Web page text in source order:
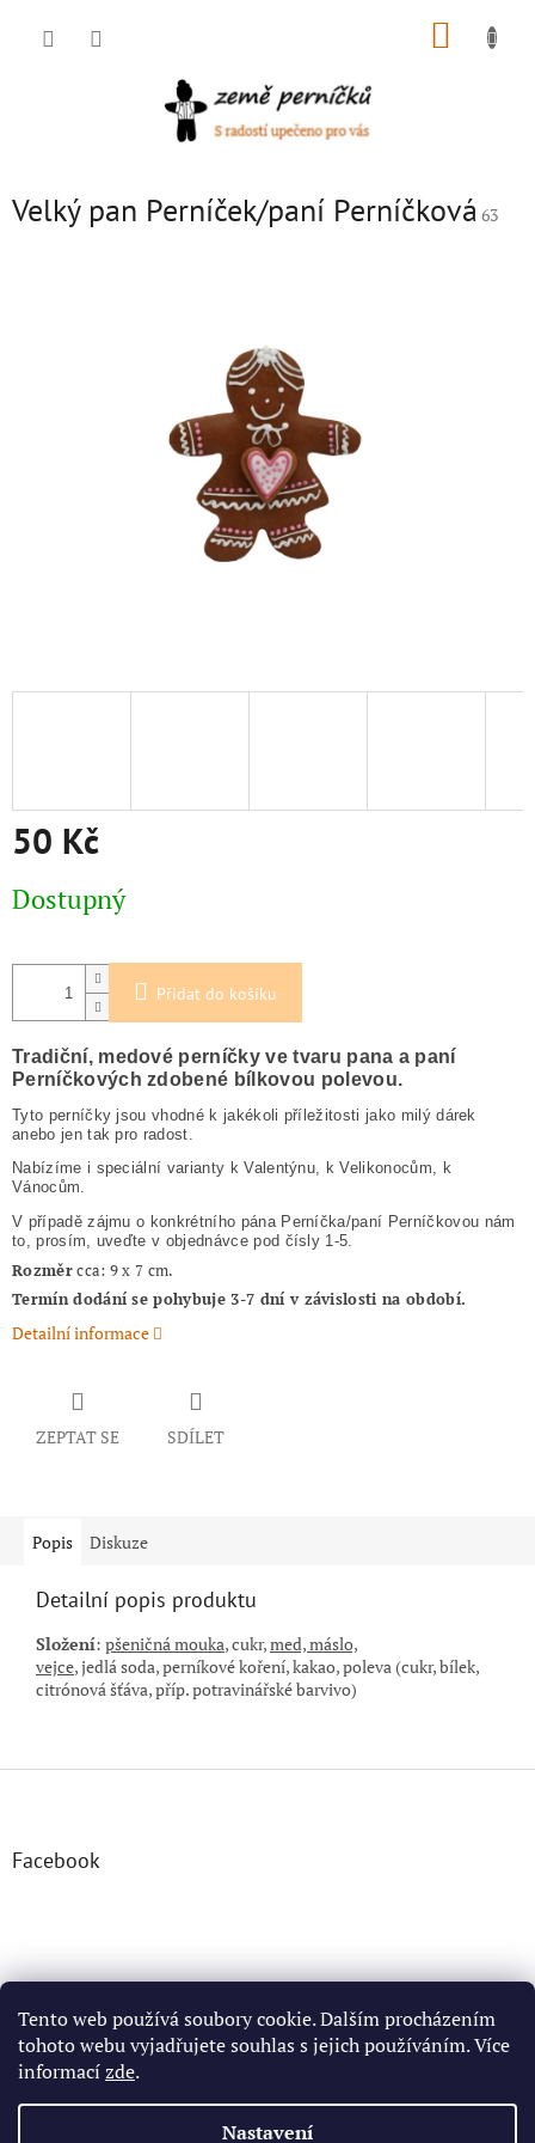
Tento web používá soubory cookie. Dalším procházením
tohoto webu vyjadřujete souhlas s jejich používáním. Více
informacízde.
Nastavení
Velký pan Perníček/paní Perníčková 63
50 Kč
cena:
Dostupný
Přidat do košíku
Tradiční, medové perníčky ve tvaru pana a paní
Perníčkových zdobené bílkovou polevou.
Tyto perníčky jsou vhodné k jakékoli příležitosti jako milý dárek
anebo jen tak pro radost.
Nabízíme i speciální varianty k Valentýnu, k Velikonocům, k
Vánocům.
V případě zájmu o konkrétního pána Perníčka/paní Perníčkovou nám
to, prosím, uveďte v objednávce pod čísly 1-5.
Rozměrcca: 9 x 7 cm.
Termín dodání se pohybuje 3-7 dní v závislosti na období.
Detailní informace
ZEPTAT SE SDÍLET
Popis Diskuze
Detailní popis produktu
Složení: pšeničná mouka, cukr,med, máslo,
vejce,jedlásoda,perníkové koření, kakao,poleva (cukr, bílek,
citrónová šťáva,příp. potravinářské barvivo)
Facebook